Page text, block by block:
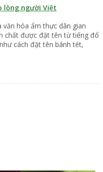
lòng người Việt
hóa ẩm thực dân gian
chất được đặt tên từ tiếng đổ
cách đặt tên bánh tét,